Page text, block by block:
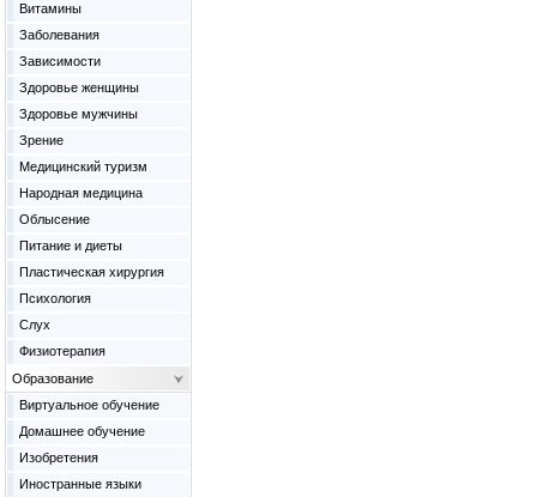
Витамины
Заболевания
Зависимости
Здоровье женщины
Здоровье мужчины
Зрение
Медицинский туризм
Народная медицина
Облысение
Питание и диеты
Пластическая хирургия
Психология
Слух
Физиотерапия
Образование
Виртуальное обучение
Домашнее обучение
Изобретения
Иностранные языки